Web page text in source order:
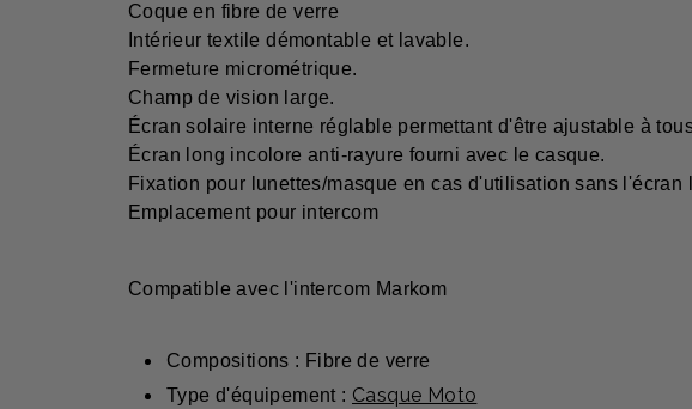
Coque en fibre de verre
Intérieur textile démontable et lavable.
Fermeture micrométrique.
Champ de vision large.
Écran solaire interne réglable permettant d'être ajustable à
Écran long incolore anti-rayure fourni avec le casque.
Fixation pour lunettes/masque en cas d'utilisation sans l'écran
Emplacement pour intercom
Compatible avec l'intercom Markom
Compositions : Fibre de verre
Type d'équipement : Casque Moto